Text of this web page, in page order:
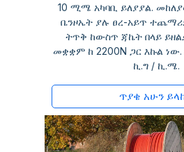
10 ሚሜ አካባቢ ይለያያል.
ቤንዞኤት ያሉ ፀረ-አይጥ
ትጥቅ ከውስጥ ጃኬት በላይ
መቋቋም ከ 2200N ጋር እኩል ነው.
ኪ.ግ / ኪ.ሜ.
ጥያቄ አሁን